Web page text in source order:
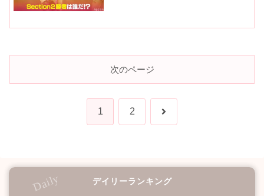
次のページ
1 2 次
デイリーランキング